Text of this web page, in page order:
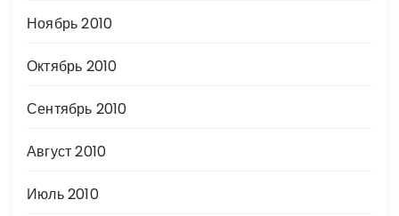
Ноябрь 2010
Октябрь 2010
Сентябрь 2010
Август 2010
Июль 2010